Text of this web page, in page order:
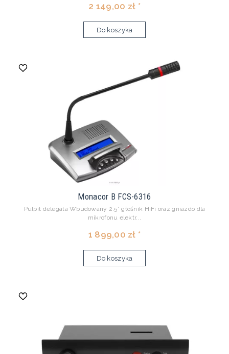
2 149,00 zł *
Do koszyka
Monacor B FCS-6316
Pulpit delegata Wbudowany 2.5” głośnik HiFi oraz gniazdo dla
mikrofonu elektr...
1 899,00 zł *
Do koszyka